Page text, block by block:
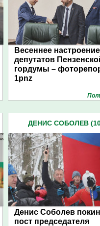
Весеннее настроение
депутатов
гордумы –
1pnz
ДЕНИС СОБОЛЕВ
Денис Соболев
пост председателя